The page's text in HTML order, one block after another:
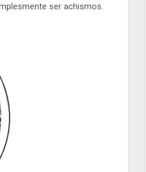
ser achismos.